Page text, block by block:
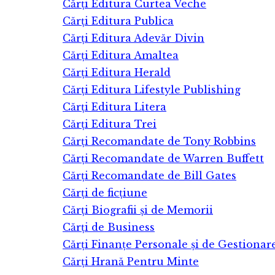
Cărți Editura Curtea Veche
Cărți Editura Publica
Cărți Editura Adevăr Divin
Cărți Editura Amaltea
Cărți Editura Herald
Cărți Editura Lifestyle Publishing
Cărți Editura Litera
Cărți Editura Trei
Cărți Recomandate de Tony Robbins
Cărți Recomandate de Warren Buffett
Cărți Recomandate de Bill Gates
Cărți de ficțiune
Cărți Biografii și de Memorii
Cărți de Business
Cărți Finanțe Personale și de
Cărți Hrană Pentru Minte